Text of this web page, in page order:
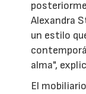
Alexandra
un estilo
alma",
El